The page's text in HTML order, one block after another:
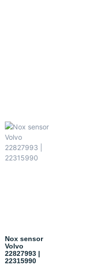
Nox sensor
Volvo
22827993 |
22315990